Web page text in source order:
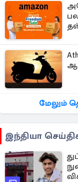
மேலும்
இந்தியா